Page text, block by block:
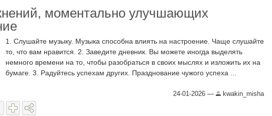
моментально улучшающих
1. Слушайте музыку. Музыка способна влиять на настроение. Чаще слушайте
то, что вам нравится. 2. Заведите дневник. Вы можете иногда выделять
немного времени на то, чтобы разобраться в своих мыслях и изложить их на
бумаге. 3. Радуйтесь успехам других. Празднование чужого успеха ...
24-01-2026 — kwakin_misha